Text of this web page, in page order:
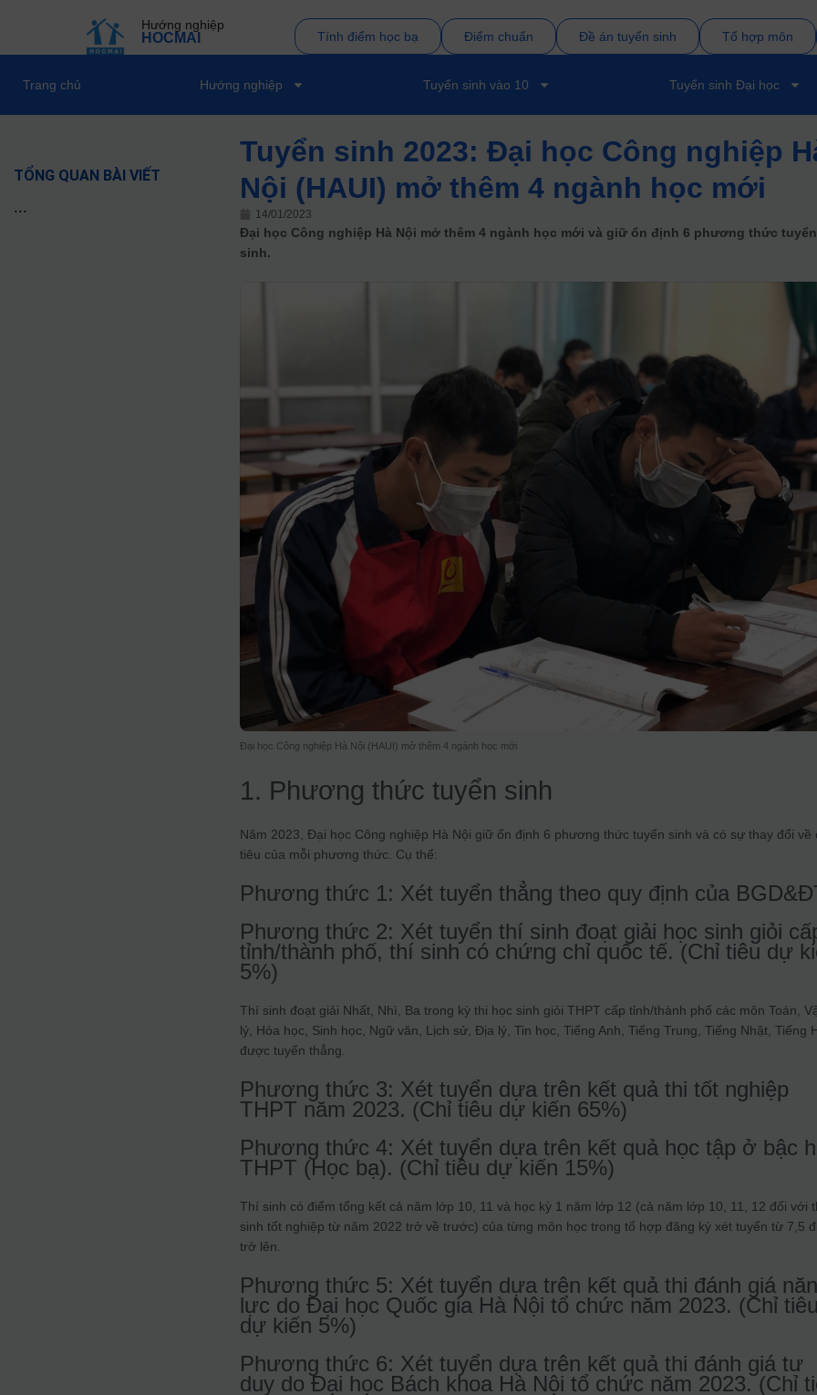
Hướng nghiệp
HOCMAI Tính điểm học bạ Điểm chuẩn Đề án tuyển sinh Tổ hợp môn
Trang chủ Hướng nghiệp Tuyển sinh vào 10 Tuyển sinh Đại học
TỔNG QUAN BÀI VIẾT
...
Tuyển sinh 2023: Đại học Công nghiệp
Nội (HAUI) mở thêm 4 ngành học mới
14/01/2023
Đại học Công nghiệp Hà Nội mở thêm 4 ngành học mới và giữ ổn định 6 phương thức tuyển
sinh.
Đại học Công nghiệp Hà Nội (HAUI) mở thêm 4 ngành học mới
1. Phương thức tuyển sinh
Năm 2023, Đại học Công nghiệp Hà Nội giữ ổn định 6 phương thức tuyển sinh và có sự thay đổi về
tiêu của mỗi phương thức. Cụ thể:
Phương thức 1: Xét tuyển thẳng theo quy định của
Phương thức 2: Xét tuyển thí sinh đoạt giải học sinh giỏi
tỉnh/thành phố, thí sinh có chứng chỉ quốc tế. (Chỉ tiêu dự
5%)
Thí sinh đoạt giải Nhất, Nhì, Ba trong kỳ thi học sinh giỏi THPT cấp tỉnh/thành phố các môn Toán,
lý, Hóa học, Sinh học, Ngữ văn, Lịch sử, Địa lý, Tin học, Tiếng Anh, Tiếng Trung, Tiếng Nhật, Tiếng
được tuyển thẳng.
Phương thức 3: Xét tuyển dựa trên kết quả thi tốt nghiệp
THPT năm 2023. (Chỉ tiêu dự kiến 65%)
Phương thức 4: Xét tuyển dựa trên kết quả học tập ở bậc
THPT (Học bạ). (Chỉ tiêu dự kiến 15%)
Thí sinh có điểm tổng kết cả năm lớp 10, 11 và học kỳ 1 năm lớp 12 (cả năm lớp 10, 11, 12 đối với
sinh tốt nghiệp từ năm 2022 trở về trước) của từng môn học trong tổ hợp đăng ký xét tuyển từ 7,5
trở lên.
Phương thức 5: Xét tuyển dựa trên kết quả thi đánh giá
lực do Đại học Quốc gia Hà Nội tổ chức năm 2023. (Chỉ
dự kiến 5%)
Phương thức 6: Xét tuyển dựa trên kết quả thi đánh giá tư
duy do Đại học Bách khoa Hà Nội tổ chức năm 2023. (Chỉ